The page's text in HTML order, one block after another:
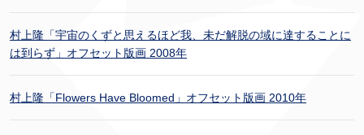
村上隆「宇宙のくずと思えるほど我、未だ解脱の域に達することに
は到らず」オフセット版画 2008年
村上隆「Flowers Have Bloomed」オフセット版画 2010年